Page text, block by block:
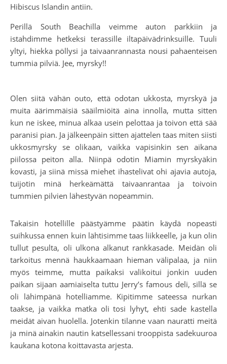
Hibiscus Islandin antiin.
Perillä South Beachilla veimme auton parkkiin ja
istahdimme hetkeksi terassille iltapäivädrinksuille. Tuuli
yltyi, hiekka pöllysi ja taivaanrannasta nousi pahaenteisen
tummia pilviä. Jee, myrsky!!
Olen siitä vähän outo, että odotan ukkosta, myrskyä ja
muita äärimmäisiä sääilmiöitä aina innolla, mutta sitten
kun ne iskee, minua alkaa usein pelottaa ja toivon että sää
paranisi pian. Ja jälkeenpäin sitten ajattelen taas miten siisti
ukkosmyrsky se olikaan, vaikka vapisinkin sen aikana
piilossa peiton alla. Niinpä odotin Miamin myrskyäkin
kovasti, ja siinä missä miehet ihastelivat ohi ajavia autoja,
tuijotin minä herkeämättä taivaanrantaa ja toivoin
tummien pilvien lähestyvän nopeammin.
Takaisin hotellille päästyämme päätin käydä nopeasti
suihkussa ennen kuin lähtisimme taas liikkeelle, ja kun olin
tullut pesulta, oli ulkona alkanut rankkasade. Meidän oli
tarkoitus mennä haukkaamaan hieman välipalaa, ja niin
myös teimme, mutta paikaksi valikoitui jonkin uuden
paikan sijaan aamiaiselta tuttu Jerry’s famous deli, sillä se
oli lähimpänä hotelliamme. Kipitimme sateessa nurkan
taakse, ja vaikka matka oli tosi lyhyt, ehti sade kastella
meidät aivan huolella. Jotenkin tilanne vaan nauratti meitä
ja minä ainakin nautin katsellessani trooppista sadekuuroa
kaukana kotona koittavasta arjesta.